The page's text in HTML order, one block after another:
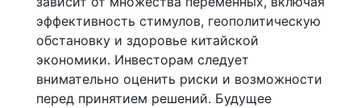
эффективность стимулов, геополитическую
обстановку и здоровье китайской
экономики. Инвесторам следует
внимательно оценить риски и возможности
перед принятием решений. Будущее